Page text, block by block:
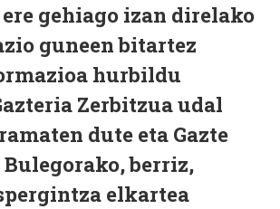
gehiago izan direlako
guneen bitartez
hurbildu
Zerbitzua udal
dute eta Gazte
berriz,
elkartea